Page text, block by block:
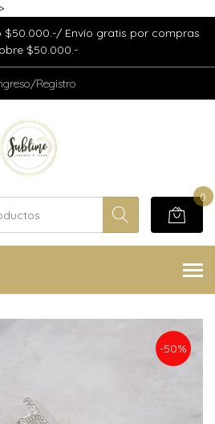
$50.000.-/ Envío gratis por compras
$50.000.-
Registro
0
-50%